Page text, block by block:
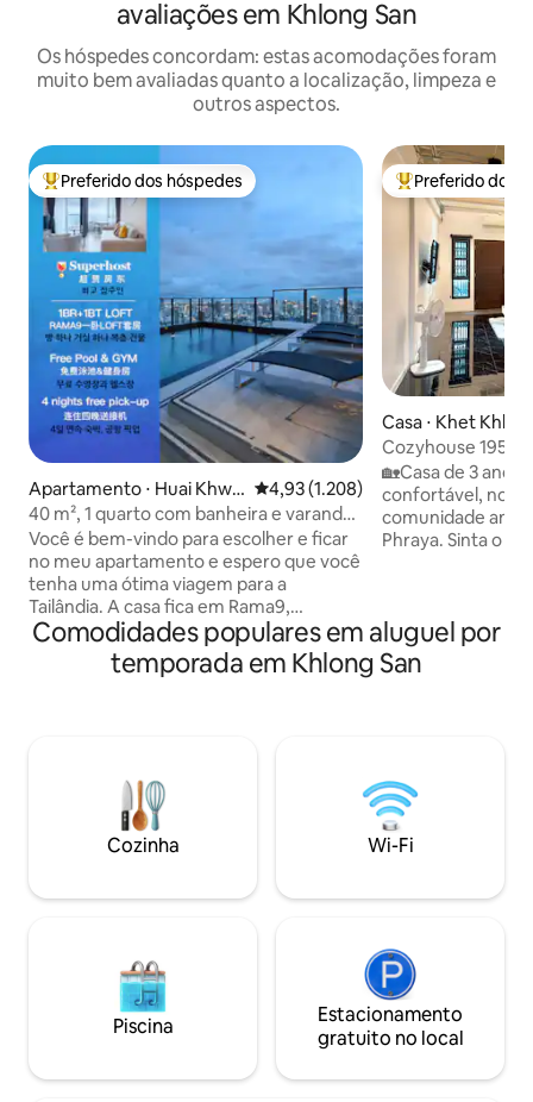
avaliações em Khlong San
Os hóspedes concordam: estas acomodações foram
muito bem avaliadas quanto a localização, limpeza e
outros aspectos.
Entre os melhores preferidos dos hóspedes
Preferido dos hóspedes
Apartamento ⋅ Huai Khwa
ng
4,93 de uma avaliação média de
4,93 (1.208)
40 m², 1 quarto com banheira e varanda
LOFT-D4/acomoda 3 pessoas/piscina no
terraço/próximo a RCA/próximo ao
mercado noturno de trem/próximo a
Tonglor
Você é bem-vindo para escolher e ficar
no meu apartamento e espero que você
tenha uma ótima viagem para a
Tailândia. A casa fica em Rama9,
apartamento LOFT entregue em 2024.O
espaço tem aproximadamente
40 metros quadrados e inclui um quarto,
padrão, será disponibilizada apenas a
cama no quarto. Se você precisar de um
sofá-cama adicional, informe 3
hóspedes no momento da reserva e
reserva para nos avisar. Vamos
check-in.) O preço da reserva inclui o
uso de toda a propriedade, bem como o
custo do centro de fitness, da piscina e
do espaço de coworking.
Entre os
Preferido dos
Casa ⋅ Khet
Cozyhouse 195
🏡Casa de 3
confortável, no
comunidade
Phraya. Sinta o
de Din Daeng,
o mercado de
Também fica
privativo Para quem✅ quer tirar férias e
descansar na
poder viajar e
Comodidades populares em aluguel por
temporada em Khlong San
Cozinha Wi-Fi
Piscina
Estacionamento
gratuito no local